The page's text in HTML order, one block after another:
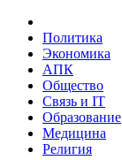
Политика
Экономика
АПК
Общество
Связь и IT
Образование
Медицина
Религия